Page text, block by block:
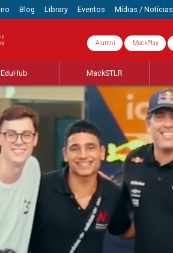
Blog Library Eventos Mídias / Notícias
Alumni MackPlay
EduHub MackSTLR